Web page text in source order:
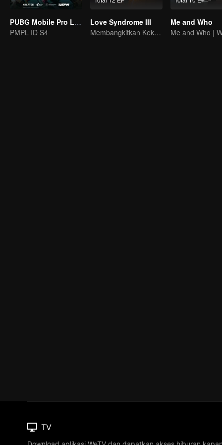
PUBG Mobile Pro League S4
PMPL ID S4
Love Syndrome III
Membangkitkan Kekasih Amnesia
Me and Who
TV